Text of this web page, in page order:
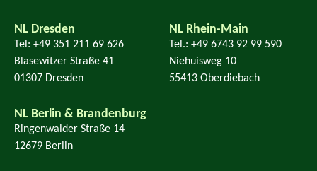
NL Dresden
Tel: +49 351 211 69 626
Blasewitzer Straße 41
01307 Dresden
NL Rhein-Main
Tel.: +49 6743 92 99 590
Niehuisweg 10
55413 Oberdiebach
NL Berlin & Brandenburg
Ringenwalder Straße 14
12679 Berlin